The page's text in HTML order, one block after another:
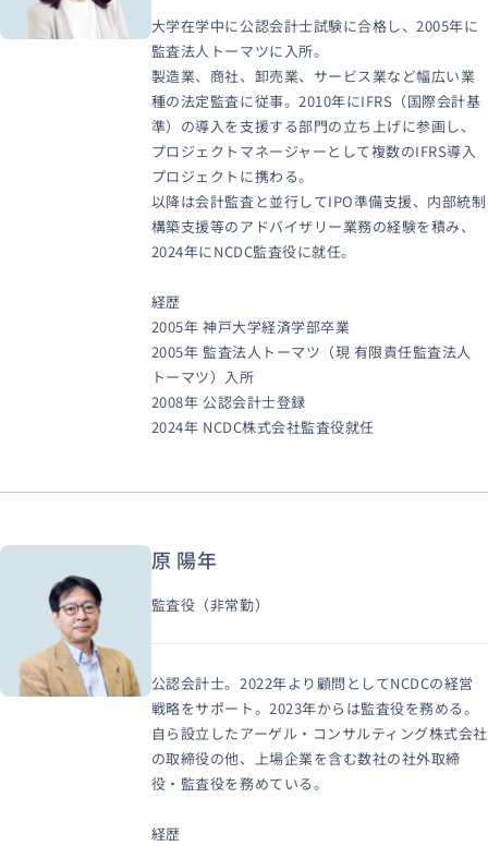
大学在学中に公認会計士試験に合格し、2005年に
監査法人トーマツに入所。
製造業、商社、卸売業、サービス業など幅広い業
種の法定監査に従事。2010年にIFRS（国際会計基
準）の導入を支援する部門の立ち上げに参画し、
プロジェクトマネージャーとして複数のIFRS導入
プロジェクトに携わる。
以降は会計監査と並行してIPO準備支援、内部統制
構築支援等のアドバイザリー業務の経験を積み、
2024年にNCDC監査役に就任。
経歴
2005年 神⼾⼤学経済学部卒業
2005年 監査法⼈トーマツ（現 有限責任監査法⼈
トーマツ）⼊所
2008年 公認会計⼠登録
2024年 NCDC株式会社監査役就任
原 陽年
監査役（非常勤）
公認会計士。2022年より顧問としてNCDCの経営
戦略をサポート。2023年からは監査役を務める。
自ら設立したアーゲル・コンサルティング株式会社
の取締役の他、上場企業を含む数社の社外取締
役・監査役を務めている。
経歴